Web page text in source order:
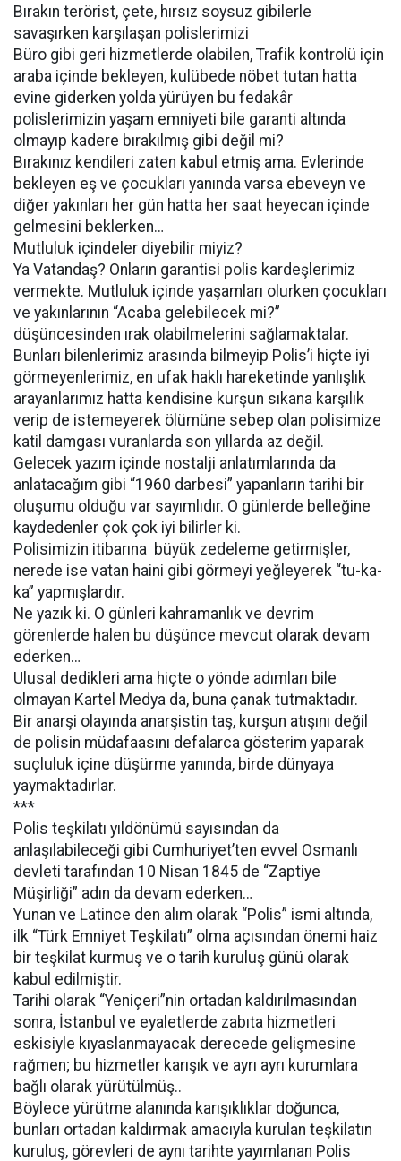
Bırakın terörist, çete, hırsız soysuz gibilerle
savaşırken karşılaşan polislerimizi
Büro gibi geri hizmetlerde olabilen, Trafik kontrolü için
araba içinde bekleyen, kulübede nöbet tutan hatta
evine giderken yolda yürüyen bu fedakâr
polislerimizin yaşam emniyeti bile garanti altında
olmayıp kadere bırakılmış gibi değil mi?
Bırakınız kendileri zaten kabul etmiş ama. Evlerinde
bekleyen eş ve çocukları yanında varsa ebeveyn ve
diğer yakınları her gün hatta her saat heyecan içinde
gelmesini beklerken…
Mutluluk içindeler diyebilir miyiz?
Ya Vatandaş? Onların garantisi polis kardeşlerimiz
vermekte. Mutluluk içinde yaşamları olurken çocukları
ve yakınlarının “Acaba gelebilecek mi?”
düşüncesinden ırak olabilmelerini sağlamaktalar.
Bunları bilenlerimiz arasında bilmeyip Polis’i hiçte iyi
görmeyenlerimiz, en ufak haklı hareketinde yanlışlık
arayanlarımız hatta kendisine kurşun sıkana karşılık
verip de istemeyerek ölümüne sebep olan polisimize
katil damgası vuranlarda son yıllarda az değil.
Gelecek yazım içinde nostalji anlatımlarında da
anlatacağım gibi “1960 darbesi” yapanların tarihi bir
oluşumu olduğu var sayımlıdır. O günlerde belleğine
kaydedenler çok çok iyi bilirler ki.
Polisimizin itibarına büyük zedeleme getirmişler,
nerede ise vatan haini gibi görmeyi yeğleyerek “tu-ka-
ka” yapmışlardır.
Ne yazık ki. O günleri kahramanlık ve devrim
görenlerde halen bu düşünce mevcut olarak devam
ederken…
Ulusal dedikleri ama hiçte o yönde adımları bile
olmayan Kartel Medya da, buna çanak tutmaktadır.
Bir anarşi olayında anarşistin taş, kurşun atışını değil
de polisin müdafaasını defalarca gösterim yaparak
suçluluk içine düşürme yanında, birde dünyaya
yaymaktadırlar.
***
Polis teşkilatı yıldönümü sayısından da
anlaşılabileceği gibi Cumhuriyet’ten evvel Osmanlı
devleti tarafından 10 Nisan 1845 de “Zaptiye
Müşirliği” adın da devam ederken…
Yunan ve Latince den alım olarak “Polis” ismi altında,
ilk “Türk Emniyet Teşkilatı” olma açısından önemi haiz
bir teşkilat kurmuş ve o tarih kuruluş günü olarak
kabul edilmiştir.
Tarihi olarak “Yeniçeri”nin ortadan kaldırılmasından
sonra, İstanbul ve eyaletlerde zabıta hizmetleri
eskisiyle kıyaslanmayacak derecede gelişmesine
rağmen; bu hizmetler karışık ve ayrı ayrı kurumlara
bağlı olarak yürütülmüş..
Böylece yürütme alanında karışıklıklar doğunca,
bunları ortadan kaldırmak amacıyla kurulan teşkilatın
kuruluş, görevleri de aynı tarihte yayımlanan Polis